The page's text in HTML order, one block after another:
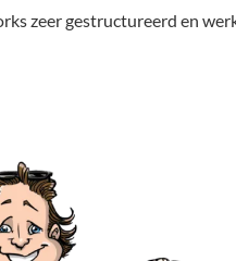
zeer gestructureerd en